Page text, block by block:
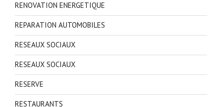
RENOVATION ENERGETIQUE
REPARATION AUTOMOBILES
RESEAUX SOCIAUX
RESEAUX SOCIAUX
RESERVE
RESTAURANTS